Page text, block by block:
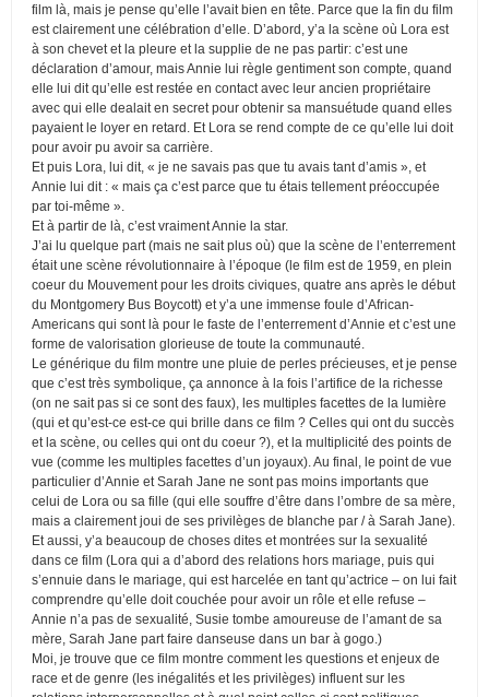
film là, mais je pense qu’elle l’avait bien en tête. Parce que la fin du film
est clairement une célébration d’elle. D’abord, y’a la scène où Lora est
à son chevet et la pleure et la supplie de ne pas partir: c’est une
déclaration d’amour, mais Annie lui règle gentiment son compte, quand
elle lui dit qu’elle est restée en contact avec leur ancien propriétaire
avec qui elle dealait en secret pour obtenir sa mansuétude quand elles
payaient le loyer en retard. Et Lora se rend compte de ce qu’elle lui doit
pour avoir pu avoir sa carrière.
Et puis Lora, lui dit, « je ne savais pas que tu avais tant d’amis », et
Annie lui dit : « mais ça c’est parce que tu étais tellement préoccupée
par toi-même ».
Et à partir de là, c’est vraiment Annie la star.
J’ai lu quelque part (mais ne sait plus où) que la scène de l’enterrement
était une scène révolutionnaire à l’époque (le film est de 1959, en plein
coeur du Mouvement pour les droits civiques, quatre ans après le début
du Montgomery Bus Boycott) et y’a une immense foule d’African-
Americans qui sont là pour le faste de l’enterrement d’Annie et c’est une
forme de valorisation glorieuse de toute la communauté.
Le générique du film montre une pluie de perles précieuses, et je pense
que c’est très symbolique, ça annonce à la fois l’artifice de la richesse
(on ne sait pas si ce sont des faux), les multiples facettes de la lumière
(qui et qu’est-ce est-ce qui brille dans ce film ? Celles qui ont du succès
et la scène, ou celles qui ont du coeur ?), et la multiplicité des points de
vue (comme les multiples facettes d’un joyaux). Au final, le point de vue
particulier d’Annie et Sarah Jane ne sont pas moins importants que
celui de Lora ou sa fille (qui elle souffre d’être dans l’ombre de sa mère,
mais a clairement joui de ses privilèges de blanche par / à Sarah Jane).
Et aussi, y’a beaucoup de choses dites et montrées sur la sexualité
dans ce film (Lora qui a d’abord des relations hors mariage, puis qui
s’ennuie dans le mariage, qui est harcelée en tant qu’actrice – on lui fait
comprendre qu’elle doit couchée pour avoir un rôle et elle refuse –
Annie n’a pas de sexualité, Susie tombe amoureuse de l’amant de sa
mère, Sarah Jane part faire danseuse dans un bar à gogo.)
Moi, je trouve que ce film montre comment les questions et enjeux de
race et de genre (les inégalités et les privilèges) influent sur les